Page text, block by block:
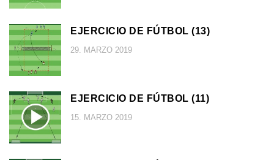
EJERCICIO DE FÚTBOL (13)
29. MARZO 2019
EJERCICIO DE FÚTBOL (11)
15. MARZO 2019